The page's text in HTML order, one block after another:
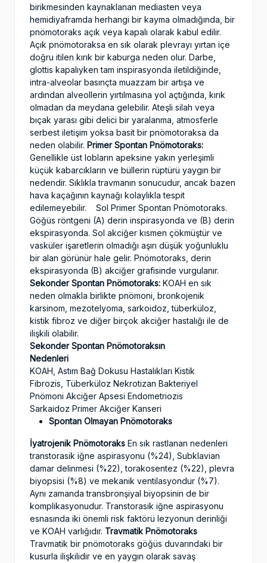
birikmesinden kaynaklanan mediasten veya
hemidiyaframda herhangi bir kayma olmadığında, bir
pnömotoraks açık veya kapalı olarak kabul edilir.
Açık pnömotoraksa en sık olarak plevrayı yırtan içe
doğru itilen kırık bir kaburga neden olur. Darbe,
glottis kapalıyken tam inspirasyonda iletildiğinde,
intra-alveolar basınçta muazzam bir artışa ve
ardından alveollerin yırtılmasına yol açtığında, kırık
olmadan da meydana gelebilir. Ateşli silah veya
bıçak yarası gibi delici bir yaralanma, atmosferle
serbest iletişim yoksa basit bir pnömotoraksa da
neden olabilir. Primer Spontan Pnömotoraks:
Genellikle üst lobların apeksine yakın yerleşimli
küçük kabarcıkların ve büllerin rüptürü yaygın bir
nedendir. Sıklıkla travmanın sonucudur, ancak bazen
hava kaçağının kaynağı kolaylıkla tespit
edilemeyebilir.
Sol Primer Spontan Pnömotoraks.
Göğüs röntgeni (A) derin inspirasyonda ve (B) derin
ekspirasyonda. Sol akciğer kısmen çökmüştür ve
vasküler işaretlerin olmadığı aşırı düşük yoğunluklu
bir alan görünür hale gelir. Pnömotoraks, derin
ekspirasyonda (B) akciğer grafisinde vurgulanır.
Sekonder Spontan Pnömotoraks: KOAH en sık
neden olmakla birlikte pnömoni, bronkojenik
karsinom, mezotelyoma, sarkoidoz, tüberküloz,
kistik fibroz ve diğer birçok akciğer hastalığı ile de
ilişkili olabilir.
Sekonder Spontan Pnömotoraksın
Nedenleri
KOAH, Astım Bağ Dokusu Hastalıkları Kistik
Fibrozis, Tüberküloz Nekrotizan Bakteriyel
Pnömoni Akciğer Apsesi Endometriozis
Sarkaidoz Primer Akciğer Kanseri
Spontan Olmayan Pnömotoraks
İyatrojenik Pnömotoraks En sık rastlanan nedenleri
transtorasik iğne aspirasyonu (%24), Subklavian
damar delinmesi (%22), torakosentez (%22), plevra
biyopsisi (%8) ve mekanik ventilasyondur (%7).
Aynı zamanda transbronşiyal biyopsinin de bir
komplikasyonudur. Transtorasik iğne aspirasyonu
esnasında iki önemli risk faktörü lezyonun derinliği
ve KOAH varlığıdır. Travmatik Pnömotoraks
Travmatik bir pnömotoraks göğüs duvarındaki bir
kusurla ilişkilidir ve en yaygın olarak savaş